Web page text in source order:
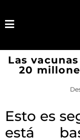
Las
20
Esto es
está